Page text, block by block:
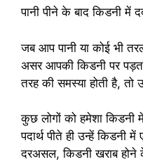
पानी पीने के बाद किडनी में
जब आप पानी या कोई भी
असर आपकी किडनी पर
तरह की समस्या होती है,
कुछ लोगों को हमेशा किडनी
पदार्थ पीते ही उन्हें किडनी
दरअसल, किडनी खराब होने